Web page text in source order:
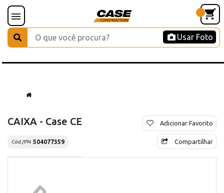
Usar Foto
CAIXA - Case CE
Cód./PN 504077359
Adicionar Favorito
Compartilhar